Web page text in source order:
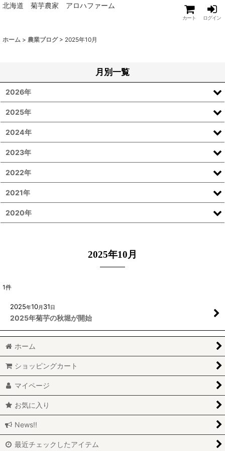
北海道 菊芋農家 アロハファーム
カート ログイン
ホーム > 農業ブログ > 2025年10月
2025年10月
1件
2025年10月 31日
2025年菊芋の秋堀が開始
月別一覧
2026年
2025年
2024年
2023年
2022年
2021年
2020年
ホーム
ショッピングカート
マイページ
お気に入り
News!!
最近チェックしたアイテム